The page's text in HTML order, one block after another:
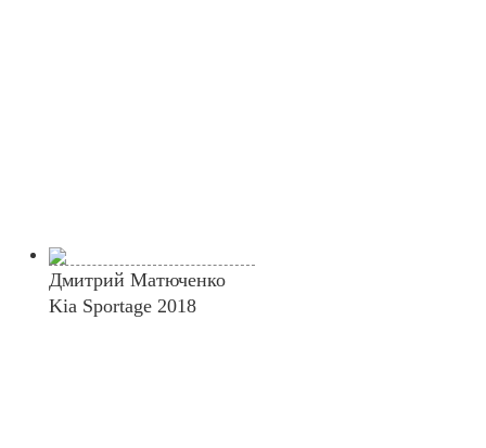
Дмитрий Матюченко
Kia Sportage 2018